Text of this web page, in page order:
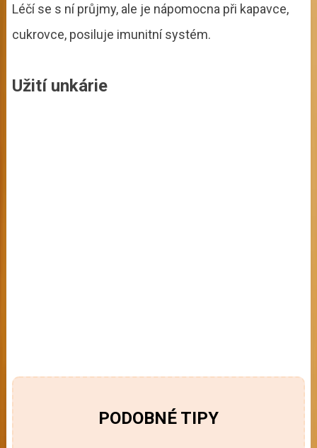
Léčí se s ní průjmy, ale je nápomocna při kapavce,
cukrovce, posiluje imunitní systém.
Užití unkárie
PODOBNÉ TIPY